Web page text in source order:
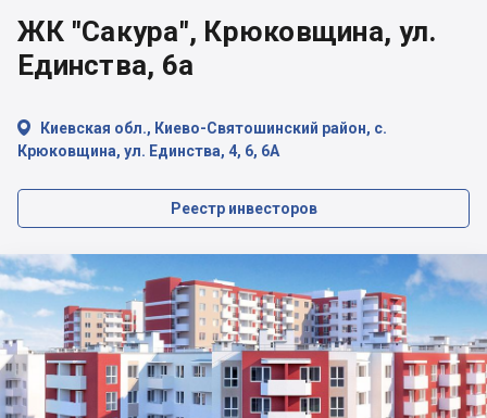
ЖК "Сакура", Крюковщина, ул.
Единства, 6а

Киевская обл., Киево-Святошинский район, с.
Крюковщина, ул. Единства, 4, 6, 6А
Реестр инвесторов